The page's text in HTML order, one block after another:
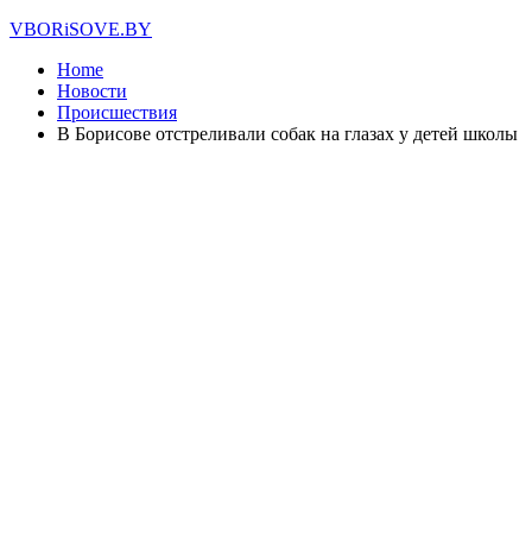
VBORiSOVE.BY
Home
Новости
Происшествия
В Борисове отстреливали собак на глазах у детей школы